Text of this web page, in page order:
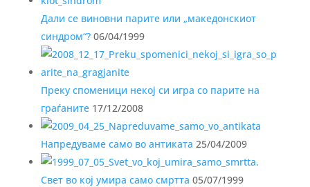
Дали се виновни парите или „македонскиот
синдром“?06/04/1999
Преку споменици некој си игра со парите на
граѓаните17/12/2008
Напредуваме само во антиката 25/04/2009
Свет во кој умира само смртта 05/07/1999